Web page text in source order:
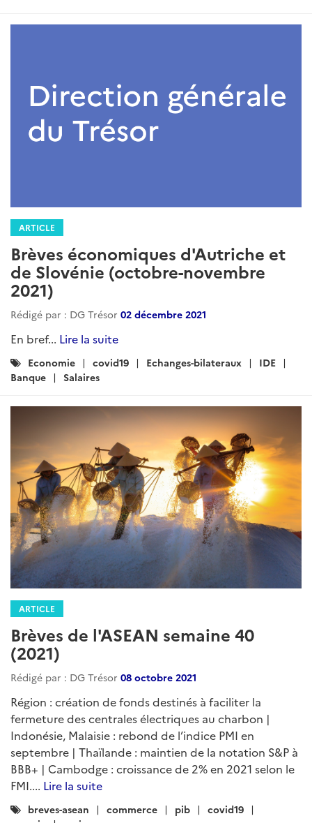
ARTICLE
Brèves économiques d'Autriche et
de Slovénie (octobre-novembre
2021)
Rédigé par : DG Trésor 02 décembre 2021
En bref... Lire la suite
Catégories
:
Economie covid19 Echanges-bilateraux
IDE
Banque
Salaires
ARTICLE
Brèves de l'ASEAN semaine 40
(2021)
Rédigé par : DG Trésor 08 octobre 2021
Région : création de fonds destinés à faciliter la
fermeture des centrales électriques au charbon |
Indonésie, Malaisie : rebond de l’indice PMI en
septembre | Thaïlande : maintien de la notation S&P à
BBB+ | Cambodge : croissance de 2% en 2021 selon le
FMI.... Lire la suite
Catégories
breves-asean commerce pib
covid19